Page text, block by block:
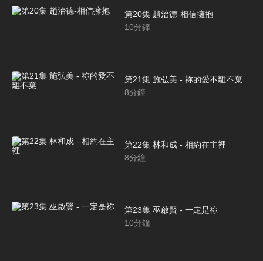
第20集 趙治德-相信擁抱
10分鐘
第21集 施弘美 - 祢的愛不離不棄
8分鐘
第22集 林和成 - 相約在主裡
8分鐘
第23集 巫啟賢 - 一定是祢
10分鐘